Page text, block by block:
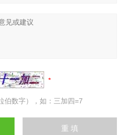
伯数字），如：三加四=7